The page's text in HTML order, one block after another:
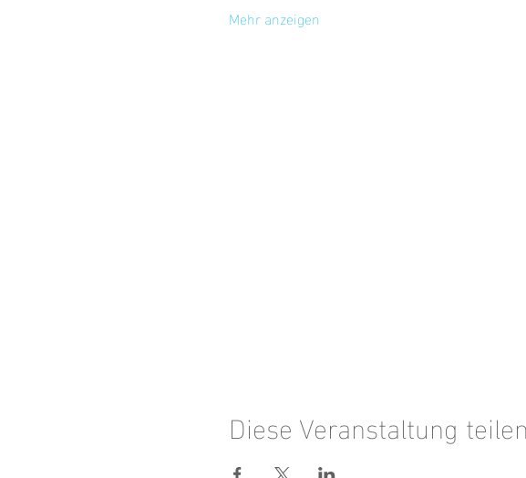
Mehr anzeigen
Diese Veranstaltung teilen